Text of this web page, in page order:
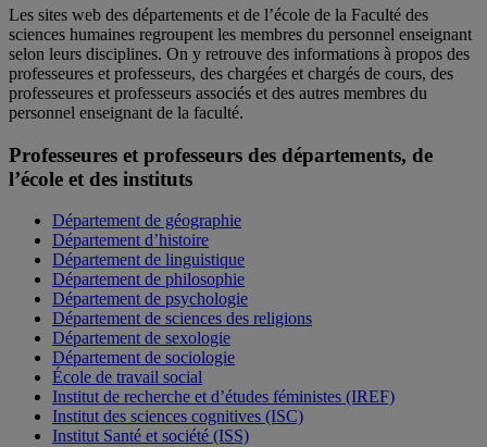
Les sites web des départements et de l’école de la Faculté des
sciences humaines regroupent les membres du personnel enseignant
selon leurs disciplines. On y retrouve des informations à propos des
professeures et professeurs, des chargées et chargés de cours, des
professeures et professeurs associés et des autres membres du
personnel enseignant de la faculté.
Professeures et professeurs des départements, de
l’école et des instituts
Département de géographie
Département d’histoire
Département de linguistique
Département de philosophie
Département de psychologie
Département de sciences des religions
Département de sexologie
Département de sociologie
École de travail social
Institut de recherche et d’études féministes (IREF)
Institut des sciences cognitives (ISC)
Institut Santé et société (ISS)